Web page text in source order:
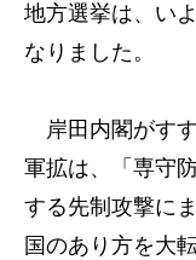
地方選挙は、い
なりました。
岸田内閣がす
軍拡は、「専守
する先制攻撃に
国のあり方を大